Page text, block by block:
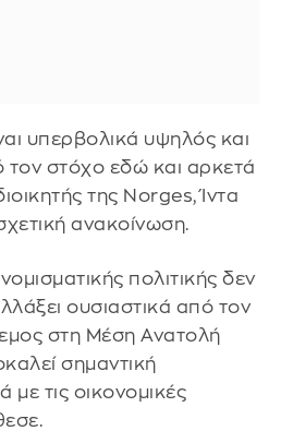
υπερβολικά υψηλός και
τον στόχο εδώ και αρκετά
της Norges, Ίντα
ανακοίνωση.
πολιτικής δεν
ουσιαστικά από τον
στη Μέση Ανατολή
σημαντική
με τις οικονομικές